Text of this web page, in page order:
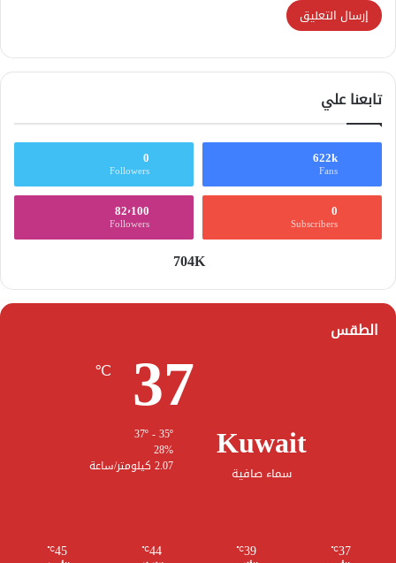
تابعنا علي
622k
Fans
0
Followers
0
Subscribers
82٬100
Followers
704K
الطقس
Kuwait
سماء صافية
37
℃
28%
2.07 كيلومتر/ساعة
37
℃
39
℃
44
℃
45
℃